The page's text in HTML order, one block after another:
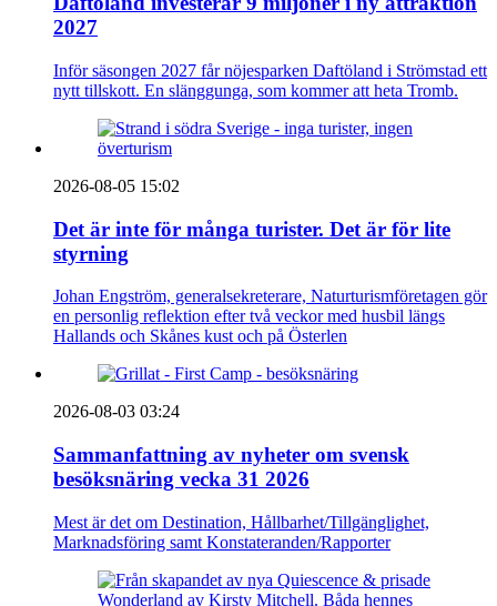
2027
Inför säsongen 2027 får nöjesparken Daftöland i Strömstad ett
nytt tillskott. En slänggunga, som kommer att heta Tromb.
2026-08-05 15:02
Det är inte för många turister. Det är för lite
styrning
Johan Engström, generalsekreterare, Naturturismföretagen gör
en personlig reflektion efter två veckor med husbil längs
Hallands och Skånes kust och på Österlen
2026-08-03 03:24
Sammanfattning av nyheter om svensk
besöksnäring vecka 31 2026
Mest är det om Destination, Hållbarhet/Tillgänglighet,
Marknadsföring samt Konstateranden/Rapporter